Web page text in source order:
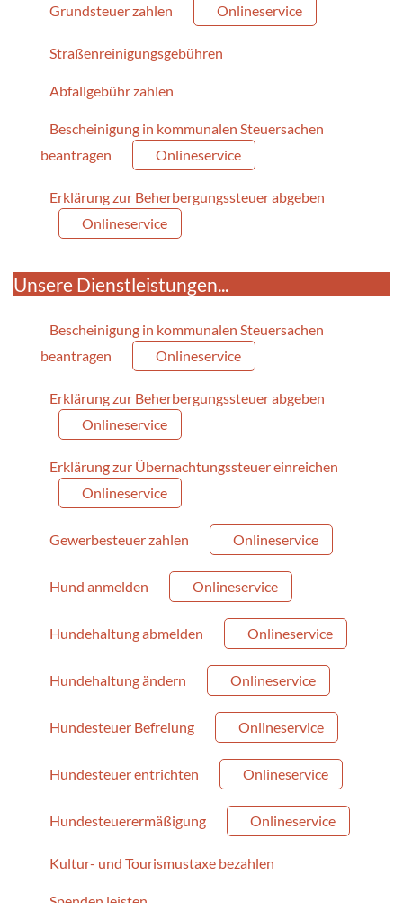
Grundsteuer zahlen Onlineservice
Straßenreinigungsgebühren
Abfallgebühr zahlen
Bescheinigung in kommunalen Steuersachen
beantragen
Onlineservice
Erklärung zur Beherbergungssteuer abgeben
Onlineservice
Unsere Dienstleistungen...
Bescheinigung in kommunalen Steuersachen
beantragen
Onlineservice
Erklärung zur Beherbergungssteuer abgeben
Onlineservice
Erklärung zur Übernachtungssteuer einreichen
Onlineservice
Gewerbesteuer zahlen Onlineservice
Hund anmelden Onlineservice
Hundehaltung abmelden Onlineservice
Hundehaltung ändern Onlineservice
Hundesteuer Befreiung Onlineservice
Hundesteuer entrichten Onlineservice
Hundesteuerermäßigung Onlineservice
Kultur- und Tourismustaxe bezahlen